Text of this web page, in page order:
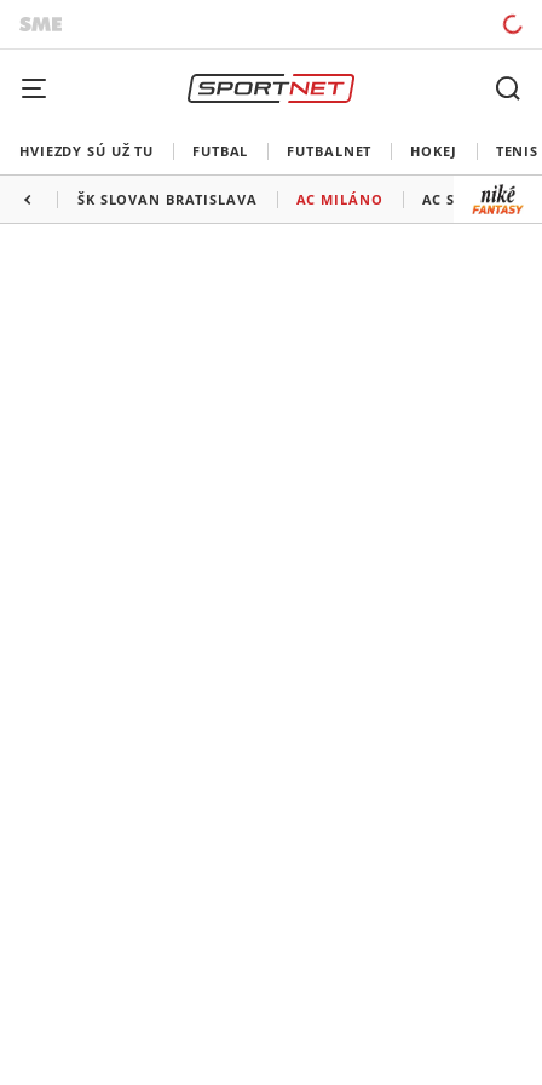
HVIEZDY SÚ UŽ TU FUTBAL FUTBALNET HOKEJ TENIS
ŠK SLOVAN BRATISLAVA AC MILÁNO AC SPARTA